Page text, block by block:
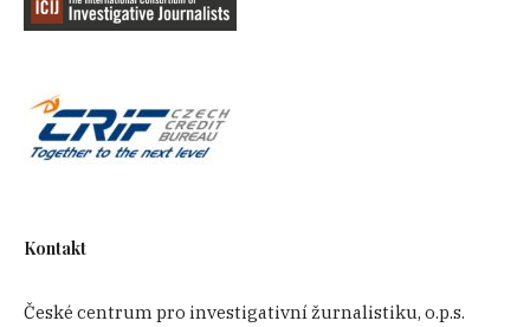
Kontakt
České centrum pro investigativní žurnalistiku, o.p.s.